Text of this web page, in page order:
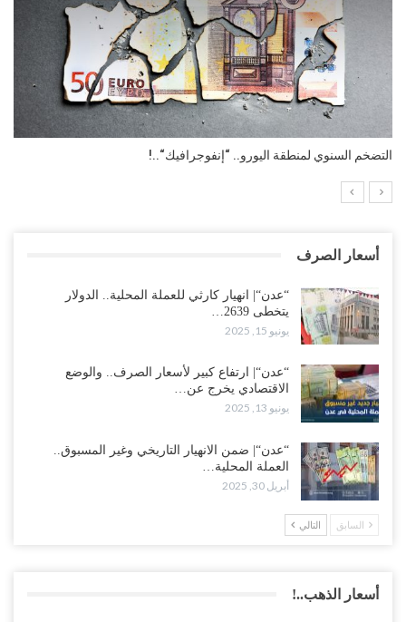
التضخم السنوي لمنطقة اليورو.. “إنفوجرافيك“..!
أسعار الصرف
“عدن“| انهيار كارثي للعملة المحلية.. الدولار
يتخطى 2639…
يونيو 15, 2025
“عدن“| ارتفاع كبير لأسعار الصرف.. والوضع
الاقتصادي يخرج عن…
يونيو 13, 2025
“عدن“| ضمن الانهيار التاريخي وغير المسبوق..
العملة المحلية…
أبريل 30, 2025
السابق التالي
أسعار الذهب..!